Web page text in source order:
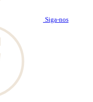
Siga-nos